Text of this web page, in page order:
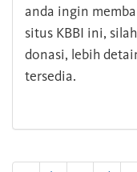
anda ingin
situs KBBI ini,
donasi, lebih
tersedia.